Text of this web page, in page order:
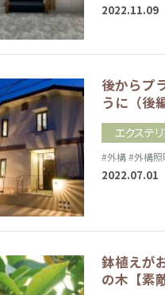
2022.11.09
後からプ
うに（後
エクステ
#外構#外構照
2022.07.01
鉢植えが
の木【素